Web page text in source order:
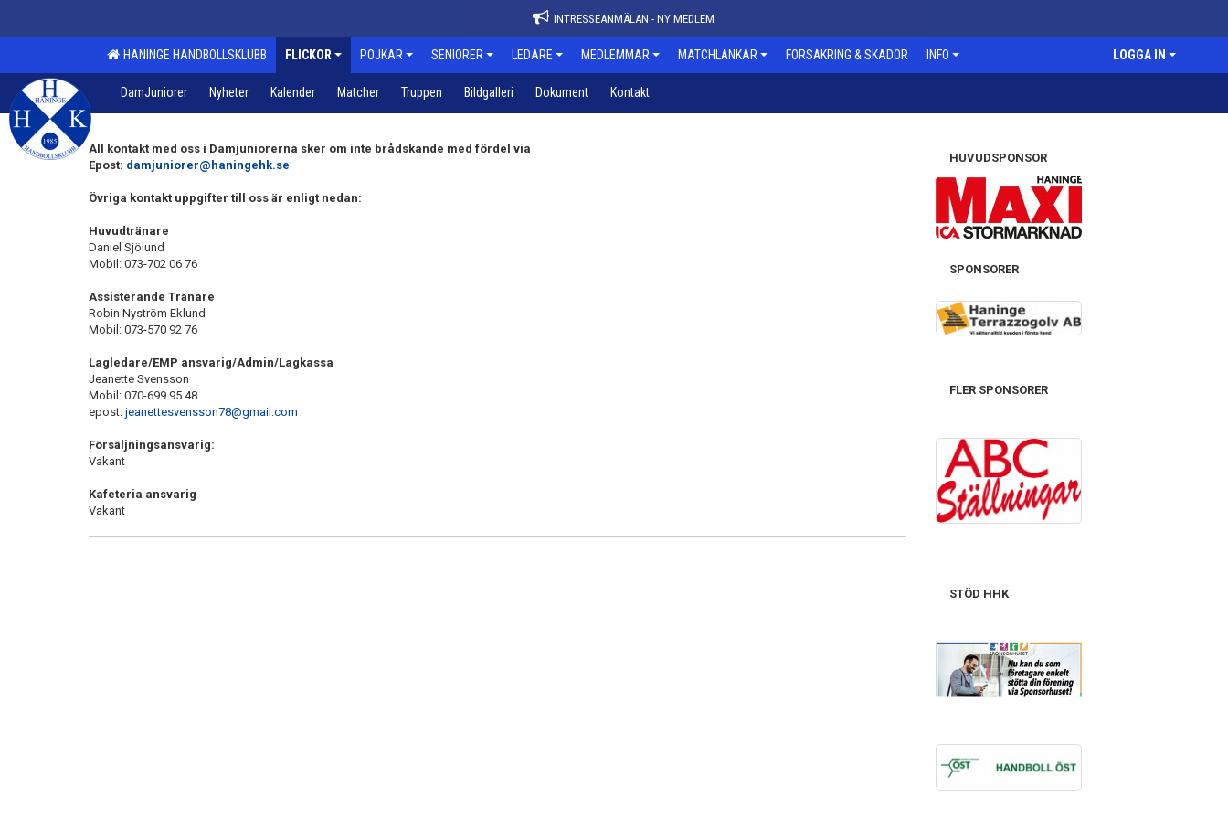
INTRESSEANMÄLAN - NY MEDLEM
HANINGE HANDBOLLSKLUBB FLICKOR POJKAR SENIORER LEDARE MEDLEMMAR MATCHLÄNKAR FÖRSÄKRING & SKADOR INFO LOGGA IN
DamJuniorer Nyheter Kalender Matcher Truppen Bildgalleri Dokument Kontakt
All kontakt med oss i Damjuniorerna sker om inte brådskande med fördel via
Epost: damjuniorer@haningehk.se
Övriga kontakt uppgifter till oss är enligt nedan:
Huvudtränare
Daniel Sjölund
Mobil: 073-702 06 76
Assisterande Tränare
Robin Nyström Eklund
Mobil: 073-570 92 76
Lagledare/EMP ansvarig/Admin/Lagkassa
Jeanette Svensson
Mobil: 070-699 95 48
epost: jeanettesvensson78@gmail.com
Försäljningsansvarig:
Vakant
Kafeteria ansvarig
Vakant
HUVUDSPONSOR
SPONSORER
FLER SPONSORER
STÖD HHK